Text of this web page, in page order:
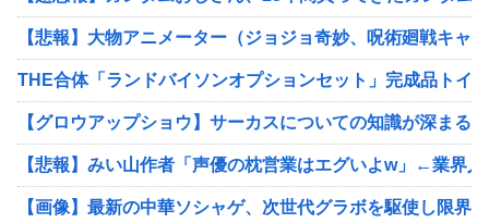
【悲報】大物アニメーター（ジョジョ奇妙、呪術廻戦キ
THE合体「ランドバイソンオプションセット」完成品トイ
【グロウアップショウ】サーカスについての知識が深まる
【悲報】みい山作者「声優の枕営業はエグいよw」←業界
【画像】最新の中華ソシャゲ、次世代グラボを駆使し限界